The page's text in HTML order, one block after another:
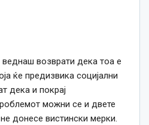
веднаш возврати дека тоа е
ќе предизвика социјални
дека и покрај
можни се и двете
донесе вистински мерки.